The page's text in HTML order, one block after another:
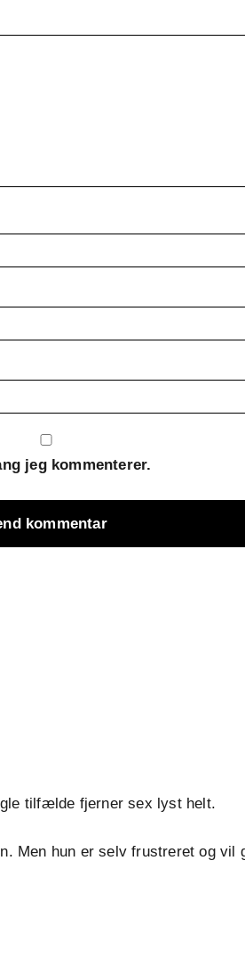
jeg kommenterer.
tilfælde fjerner sex lyst helt.
Men hun er selv frustreret og